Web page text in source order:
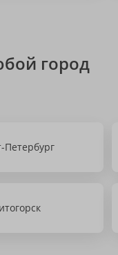
город
Петербург